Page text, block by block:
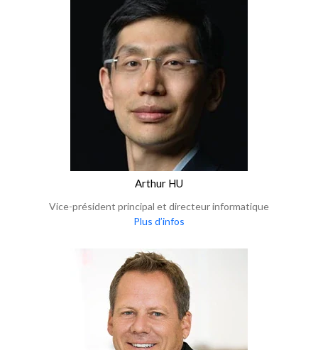
Arthur HU
Vice-président principal et directeur informatique
Plus d’infos